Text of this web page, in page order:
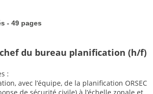
- 49 pages
du bureau planification (h/f)
:
avec l’équipe, de la planification ORSEC